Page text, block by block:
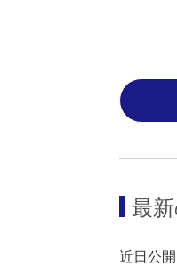
最
近日公